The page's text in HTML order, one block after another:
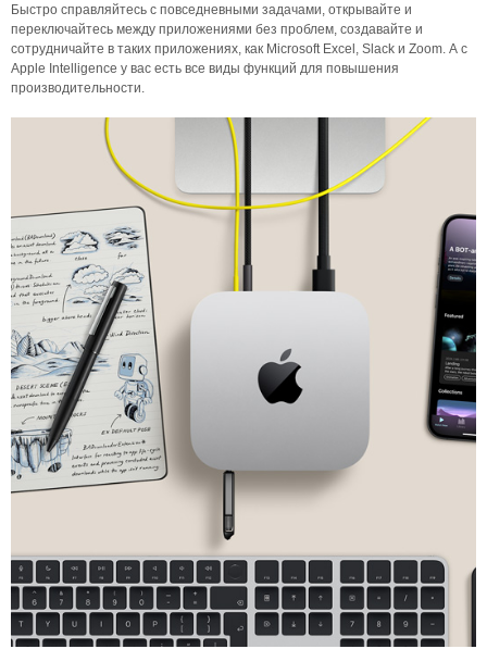
Быстро справляйтесь с повседневными задачами, открывайте и
переключайтесь между приложениями без проблем, создавайте и
сотрудничайте в таких приложениях, как Microsoft Excel, Slack и Zoom. А с
Apple Intelligence у вас есть все виды функций для повышения
производительности.